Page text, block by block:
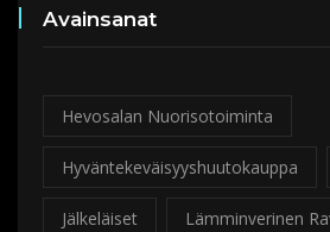
Avainsanat
Hevosalan Nuorisotoiminta
Hyväntekeväisyyshuutokauppa
Jälkeläiset Lämminverinen